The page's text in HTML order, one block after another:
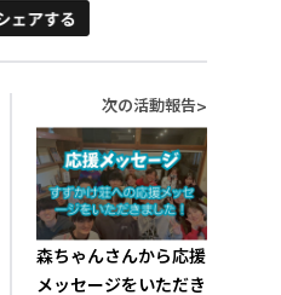
森ちゃんさんから応援
メッセージをいただき
次の活動報告>